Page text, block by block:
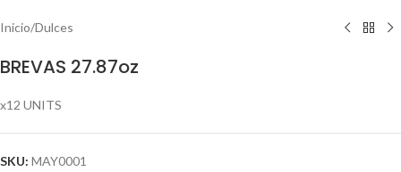
Inicio/Dulces
BREVAS 27.87oz
x12 UNITS
SKU: MAY0001